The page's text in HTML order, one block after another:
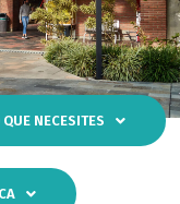
NECESITES